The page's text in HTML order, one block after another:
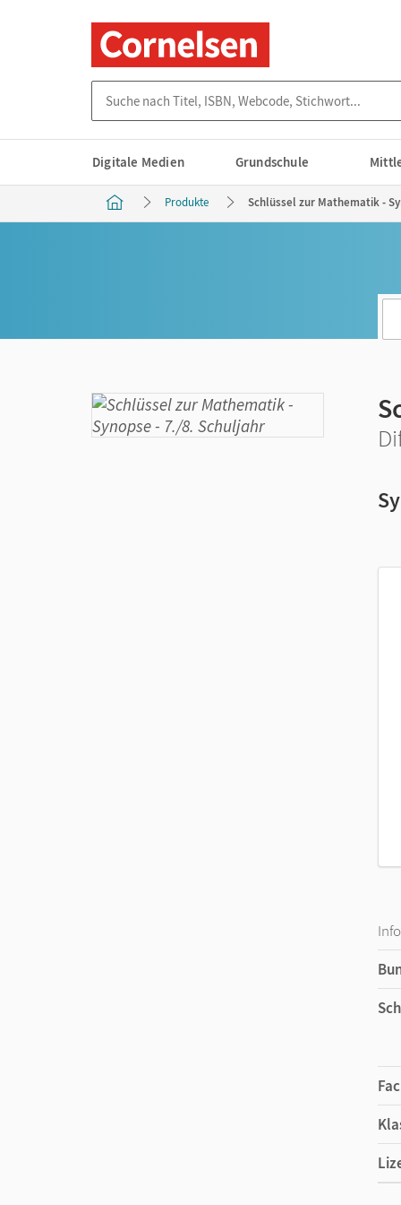
Digitale Medien Grundschule
Produkte Schlüssel zur Mathematik -